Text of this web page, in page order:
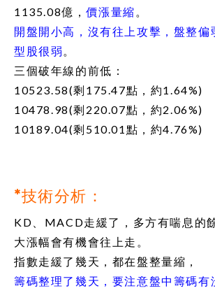
1135.08億，價漲量縮 。
開盤開小高，沒有往上攻擊，盤整偏
型股很弱 。
三個破年線的前低：
10523.58(剩175.47點，約1.64%)
10478.98(剩220.07點，約2.06%)
10189.04(剩510.01點，約4.76%)
*技術分析：
KD、MACD走緩了，多方有喘息的
大漲幅會有機會往上走。
指數走緩了幾天，都在盤整量縮，
籌碼整理了幾天，要注意盤中籌碼有